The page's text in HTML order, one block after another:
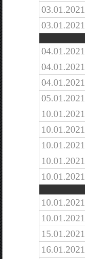
03.01.2021
03.01.2021
04.01.2021
04.01.2021
04.01.2021
05.01.2021
10.01.2021
10.01.2021
10.01.2021
10.01.2021
10.01.2021
10.01.2021
10.01.2021
15.01.2021
16.01.2021